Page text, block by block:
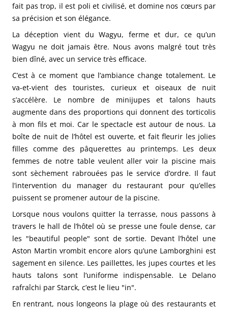
fait pas trop, il est poli et civilisé, et domine nos cœurs par
sa précision et son élégance.
La déception vient du Wagyu, ferme et dur, ce qu’un
Wagyu ne doit jamais être. Nous avons malgré tout très
bien dîné, avec un service très efficace.
C’est à ce moment que l’ambiance change totalement. Le
va-et-vient des touristes, curieux et oiseaux de nuit
s’accélère. Le nombre de minijupes et talons hauts
augmente dans des proportions qui donnent des torticolis
à mon fils et moi. Car le spectacle est autour de nous. La
boîte de nuit de l’hôtel est ouverte, et fait fleurir les jolies
filles comme des pâquerettes au printemps. Les deux
femmes de notre table veulent aller voir la piscine mais
sont sèchement rabrouées pas le service d’ordre. Il faut
l’intervention du manager du restaurant pour qu’elles
puissent se promener autour de la piscine.
Lorsque nous voulons quitter la terrasse, nous passons à
travers le hall de l’hôtel où se presse une foule dense, car
les "beautiful people" sont de sortie. Devant l’hôtel une
Aston Martin vrombit encore alors qu’une Lamborghini est
sagement en silence. Les paillettes, les jupes courtes et les
hauts talons sont l’uniforme indispensable. Le Delano
rafraîchi par Starck, c’est le lieu "in".
En rentrant, nous longeons la plage où des restaurants et